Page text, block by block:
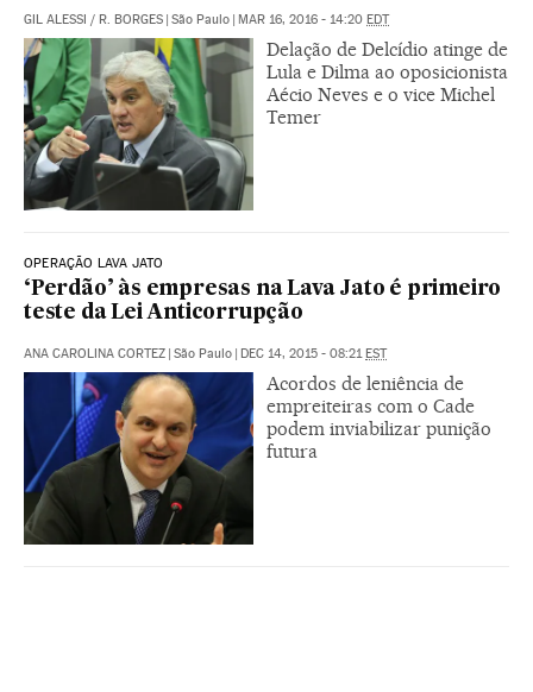
GIL ALESSI / R. BORGES | São Paulo | MAR 16, 2016 - 14:20 EDT
Delação de Delcídio atinge de
Lula e Dilma ao oposicionista
Aécio Neves e o vice Michel
Temer
OPERAÇÃO LAVA JATO
‘Perdão’ às empresas na Lava Jato é primeiro
teste da Lei Anticorrupção
ANA CAROLINA CORTEZ | São Paulo | DEC 14, 2015 - 08:21EST
Acordos de leniência de
empreiteiras com o Cade
podem inviabilizar punição
futura